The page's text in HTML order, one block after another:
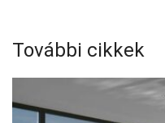
További cikkek